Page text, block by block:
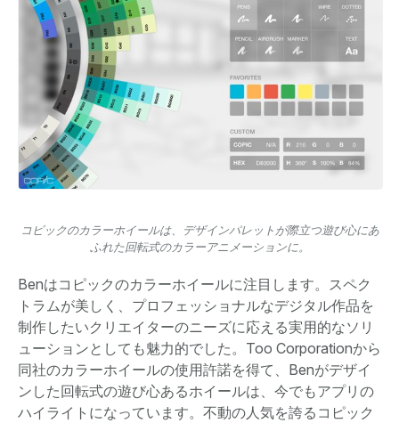
コピックのカラーホイールは、デザインパレットが際立つ遊び心にあ
ふれた回転式のカラーアニメーションに。
Benはコピックのカラーホイールに注目します。スペク
トラムが美しく、プロフェッショナルなデジタル作品を
制作したいクリエイターのニーズに応える実用的なソリ
ューションとしても魅力的でした。Too Corporationから
同社のカラーホイールの使用許諾を得て、Benがデザイ
ンした回転式の遊び心あるホイールは、今でもアプリの
ハイライトになっています。不動の人気を誇るコピック